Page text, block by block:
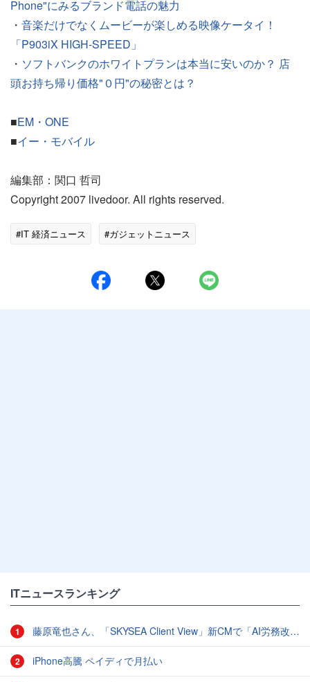
Phone"にみるブランド電話の魅力
・ 音楽だけでなくムービーが楽しめる映像ケータイ！
「P903iX HIGH-SPEED」
・ ソフトバンクのホワイトプランは本当に安いのか？ 店
頭お持ち帰り価格"０円"の秘密とは？
■EM・ONE
■イー・モバイル
編集部：関口 哲司
Copyright 2007 livedoor. All rights reserved.
#IT 経済ニュース #ガジェットニュース
ITニュースランキング
1 藤原竜也さん、「SKYSEA Client View」新CMで「AI労務改善」をアピール 働き方をAIが分析したら「すぐに休んで」と言われる？
2 iPhone高騰 ペイディで月払い